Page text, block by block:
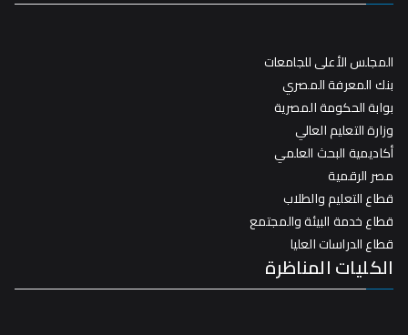
المجلس الأعلى للجامعات
بنك المعرفة المصري
بوابة الحكومة المصرية
وزارة التعليم العالي
أكاديمية البحث العلمي
مصر الرقمية
قطاع التعليم والطلاب
قطاع خدمة البيئة والمجتمع
قطاع الدراسات العليا
الكليات المناظرة